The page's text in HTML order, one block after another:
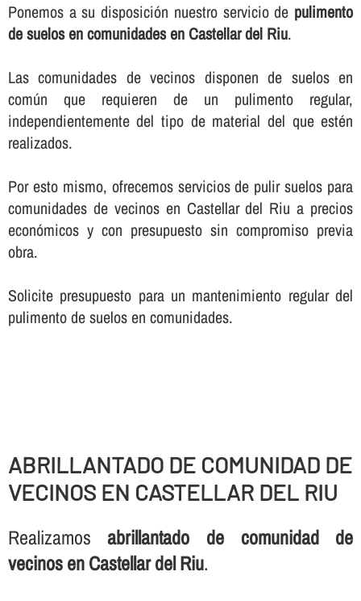
Ponemos a su disposición nuestro servicio de pulimento
de suelos en comunidades en Castellar del Riu.
Las comunidades de vecinos disponen de suelos en
común que requieren de un pulimento regular,
independientemente del tipo de material del que estén
realizados.
Por esto mismo, ofrecemos servicios de pulir suelos para
comunidades de vecinos en Castellar del Riu a precios
económicos y con presupuesto sin compromiso previa
obra.
Solicite presupuesto para un mantenimiento regular del
pulimento de suelos en comunidades.
ABRILLANTADO DE COMUNIDAD DE
VECINOS EN CASTELLAR DEL RIU
Realizamosabrillantado de comunidad de
vecinos en Castellar del Riu.